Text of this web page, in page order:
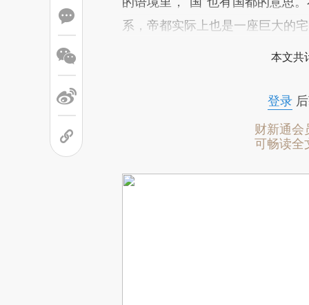
系，帝都实际上也是一座巨大的
本文共
登录后
财新通会
可畅读全